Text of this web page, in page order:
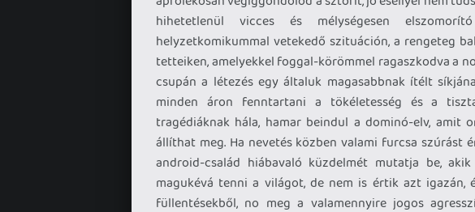
hihetetlenül vicces és mélységesen
helyzetkomikummal vetekedő szituáción, a rengeteg
tetteiken, amelyekkel foggal-körömmel ragaszkodva a
csupán a létezés egy általuk magasabbnak ítélt
minden áron fenntartani a tökéletesség és a
tragédiáknak hála, hamar beindul a dominó-elv, amit
állíthat meg. Ha nevetés közben valami furcsa szúrást
android-család hiábavaló küzdelmét mutatja be,
magukévá tenni a világot, de nem is értik azt igazán,
füllentésekből, no meg a valamennyire jogos